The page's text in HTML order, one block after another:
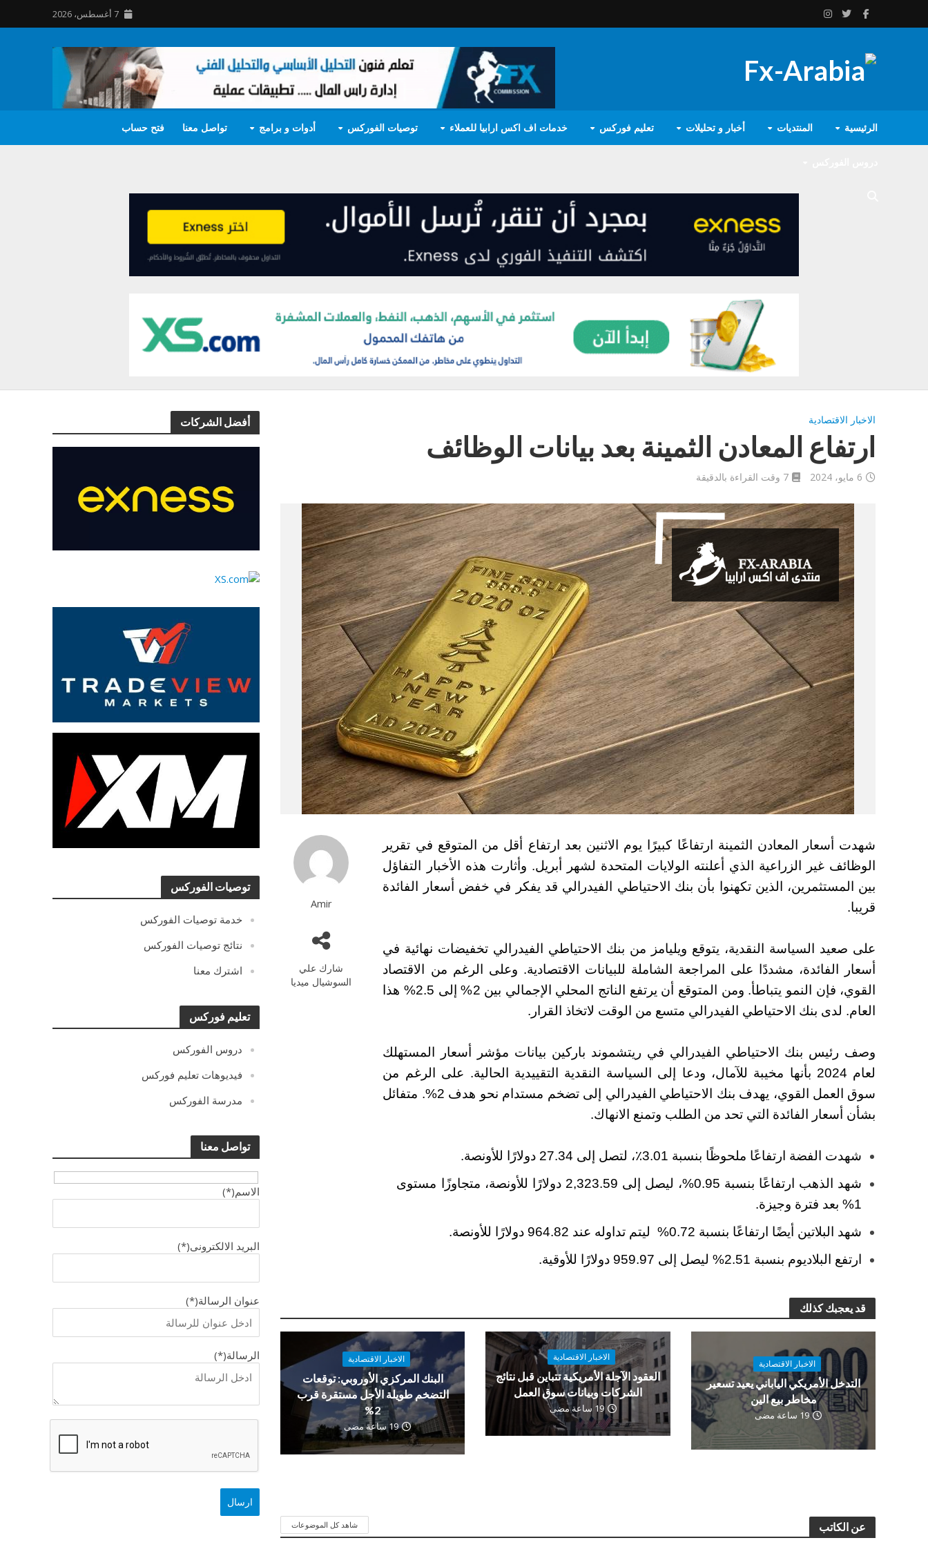
7 أغسطس، 2026
الرئيسية المنتديات أخبار و تحليلات تعليم فوركس خدمات اف اكس ارابيا للعملاء توصيات الفوركس أدوات و برامج تواصل معنا فتح حساب
أفضل الشركات
توصيات الفوركس
خدمة توصيات الفوركس
نتائج توصيات الفوركس
اشترك معنا
تعليم فوركس
دروس الفوركس
فيديوهات تعليم فوركس
مدرسة الفوركس
تواصل معنا
الاسم(*)
البريد الالكترونى(*)
عنوان الرسالة(*)
الرسالة(*)
الاخبار الاقتصادية
ارتفاع المعادن الثمينة بعد بيانات الوظائف
6 مايو، 2024 7 وقت القراءة بالدقيقة
Amir
شارك علي
السوشيال ميديا
شهدت أسعار المعادن الثمينة ارتفاعًا كبيرًا يوم الاثنين بعد ارتفاع أقل من المتوقع في تقرير
الوظائف غير الزراعية الذي أعلنته الولايات المتحدة لشهر أبريل. وأثارت هذه الأخبار التفاؤل
بين المستثمرين، الذين تكهنوا بأن بنك الاحتياطي الفيدرالي قد يفكر في خفض أسعار الفائدة
قريبا.
على صعيد السياسة النقدية، يتوقع ويليامز من بنك الاحتياطي الفيدرالي تخفيضات نهائية في
أسعار الفائدة، مشددًا على المراجعة الشاملة للبيانات الاقتصادية. وعلى الرغم من الاقتصاد
القوي، فإن النمو يتباطأ. ومن المتوقع أن يرتفع الناتج المحلي الإجمالي بين 2% إلى 2.5% هذا
العام. لدى بنك الاحتياطي الفيدرالي متسع من الوقت لاتخاذ القرار.
وصف رئيس بنك الاحتياطي الفيدرالي في ريتشموند باركين بيانات مؤشر أسعار المستهلك
لعام 2024 بأنها مخيبة للآمال، ودعا إلى السياسة النقدية التقييدية الحالية. على الرغم من
سوق العمل القوي، يهدف بنك الاحتياطي الفيدرالي إلى تضخم مستدام نحو هدف 2%. متفائل
بشأن أسعار الفائدة التي تحد من الطلب وتمنع الانهاك.
شهدت الفضة ارتفاعًا ملحوظًا بنسبة 3.01٪، لتصل إلى 27.34 دولارًا للأونصة.
شهد الذهب ارتفاعًا بنسبة 0.95%، ليصل إلى 2,323.59 دولارًا للأونصة، متجاوزًا مستوى
1% بعد فترة وجيزة.
شهد البلاتين أيضًا ارتفاعًا بنسبة 0.72% ليتم تداوله عند 964.82 دولارًا للأونصة.
ارتفع البلاديوم بنسبة 2.51% ليصل إلى 959.97 دولارًا للأوقية.
قد يعجبك كذلك
الاخبار الاقتصادية
التدخل الأمريكي الياباني يعيد تسعير
مخاطر بيع الين
19 ساعة مضى
الاخبار الاقتصادية
العقود الآجلة الأمريكية تتباين قبل نتائج
الشركات وبيانات سوق العمل
19 ساعة مضى
الاخبار الاقتصادية
البنك المركزي الأوروبي: توقعات
التضخم طويلة الأجل مستقرة قرب
2%
19 ساعة مضى
عن الكاتب شاهد كل الموضوعات